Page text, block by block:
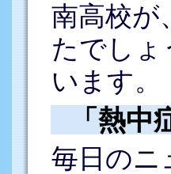
南高校が
たでしょ
います。
「熱
毎日のニ